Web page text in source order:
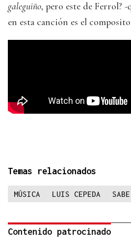
galeguiño, pero este de Ferrol? -
en esta canción es el
Temas relacionados
MÚSICA LUIS CEPEDA
Contenido patrocinado